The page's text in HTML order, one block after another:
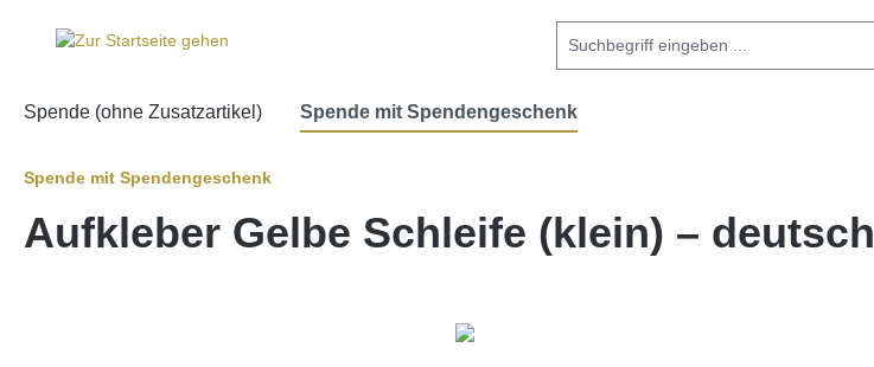
springen
Spende (ohne Zusatzartikel) Spende mit Spendengeschenk
Spende mit Spendengeschenk
Aufkleber Gelbe Schleife (klein) – deutsch